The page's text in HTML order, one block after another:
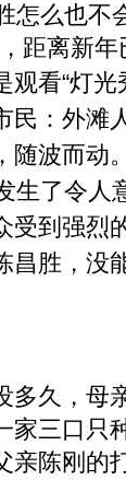
么也不
距离新
观看“灯光
民：外滩
随波而动
生了令人
受到强烈
昌胜，没
久，母亲
家三口只
亲陈刚的